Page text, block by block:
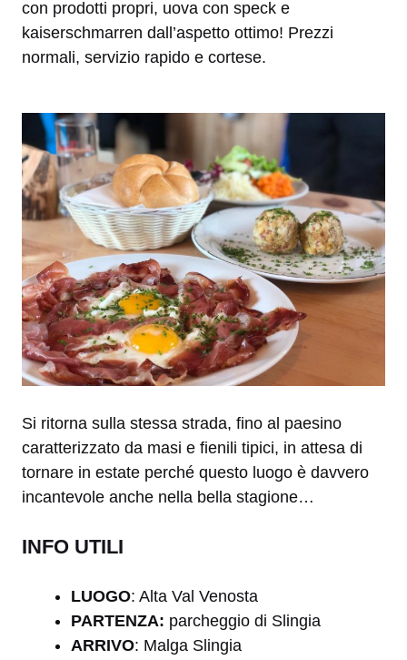
con prodotti propri, uova con speck e
kaiserschmarren dall’aspetto ottimo! Prezzi
normali, servizio rapido e cortese.
Si ritorna sulla stessa strada, fino al paesino
caratterizzato da masi e fienili tipici, in attesa di
tornare in estate perché questo luogo è davvero
incantevole anche nella bella stagione…
INFO UTILI
LUOGO: Alta Val Venosta
PARTENZA: parcheggio di Slingia
ARRIVO: Malga Slingia